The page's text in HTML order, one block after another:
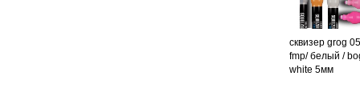
сквизер grog
fmp/ белый /
white 5мм